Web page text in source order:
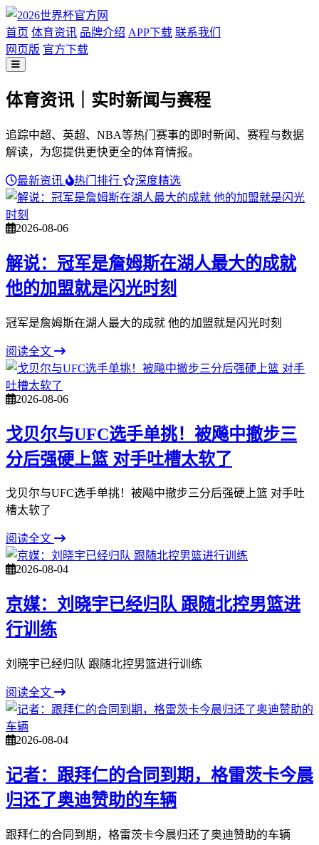
首页 体育资讯 品牌介绍 APP下载 联系我们
网页版 官方下载
体育资讯｜实时新闻与赛程
追踪中超、英超、NBA等热门赛事的即时新闻、赛程与数据
解读，为您提供更快更全的体育情报。
最新资讯 热门排行 深度精选
2026-08-06
解说：冠军是詹姆斯在湖人最大的成就
他的加盟就是闪光时刻
冠军是詹姆斯在湖人最大的成就 他的加盟就是闪光时刻
阅读全文
2026-08-06
戈贝尔与UFC选手单挑！被飚中撤步三
分后强硬上篮 对手吐槽太软了
戈贝尔与UFC选手单挑！被飚中撤步三分后强硬上篮 对手吐
槽太软了
阅读全文
2026-08-04
京媒：刘晓宇已经归队 跟随北控男篮进
行训练
刘晓宇已经归队 跟随北控男篮进行训练
阅读全文
2026-08-04
记者：跟拜仁的合同到期，格雷茨卡今晨
归还了奥迪赞助的车辆
跟拜仁的合同到期，格雷茨卡今晨归还了奥迪赞助的车辆